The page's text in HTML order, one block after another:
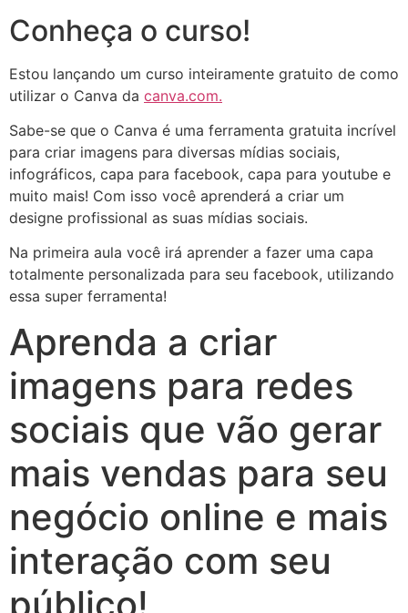
Conheça o curso!
Estou lançando um curso inteiramente gratuito de como
utilizar o Canva da canva.com.
Sabe-se que o Canva é uma ferramenta gratuita incrível
para criar imagens para diversas mídias sociais,
infográficos, capa para facebook, capa para youtube e
muito mais! Com isso você aprenderá a criar um
designe profissional as suas mídias sociais.
Na primeira aula você irá aprender a fazer uma capa
totalmente personalizada para seu facebook, utilizando
essa super ferramenta!
Aprenda a criar
imagens para redes
sociais que vão gerar
mais vendas para seu
negócio online e mais
interação com seu